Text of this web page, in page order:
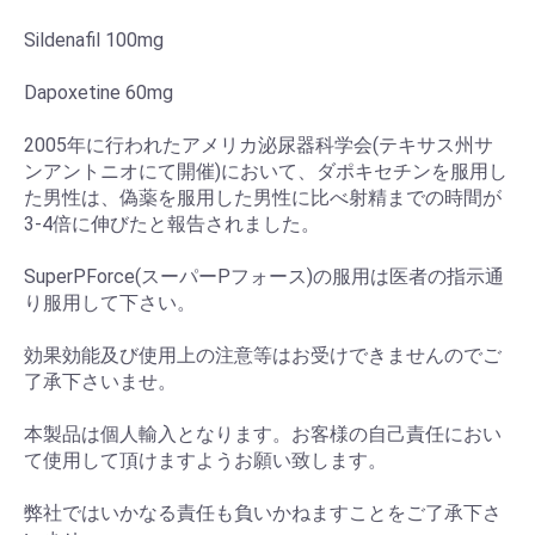
Sildenafil 100mg
Dapoxetine 60mg
2005年に行われたアメリカ泌尿器科学会(テキサス州サ
ンアントニオにて開催)において、ダポキセチンを服用し
た男性は、偽薬を服用した男性に比べ射精までの時間が
3-4倍に伸びたと報告されました。
SuperPForce(スーパーPフォース)の服用は医者の指示通
り服用して下さい。
効果効能及び使用上の注意等はお受けできませんのでご
了承下さいませ。
本製品は個人輸入となります。お客様の自己責任におい
て使用して頂けますようお願い致します。
弊社ではいかなる責任も負いかねますことをご了承下さ